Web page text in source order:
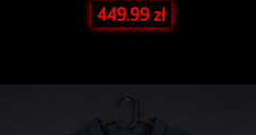
449.99zł